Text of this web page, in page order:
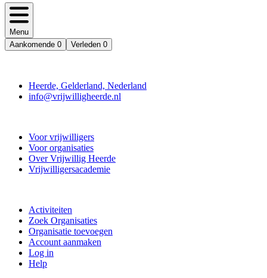
Menu
Aankomende 0 Verleden 0
Heerde, Gelderland, Nederland
info@vrijwilligheerde.nl
Voor vrijwilligers
Voor organisaties
Over Vrijwillig Heerde
Vrijwilligersacademie
Activiteiten
Zoek Organisaties
Organisatie toevoegen
Account aanmaken
Log in
Help